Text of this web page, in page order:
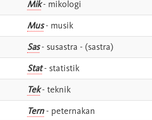
Mik- mikologi
Mus- musik
Sas- susastra - (sastra)
Stat- statistik
Tek- teknik
Tern- peternakan